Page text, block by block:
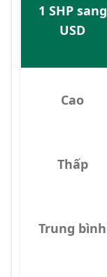
1 SHP sang
USD
Cao
Thấp
Trung bình